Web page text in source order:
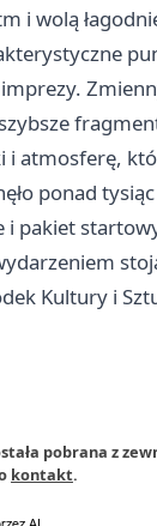
i wolą
atmosferę,
ponad
pakiet
Kultury i
pobrana z
kontakt.